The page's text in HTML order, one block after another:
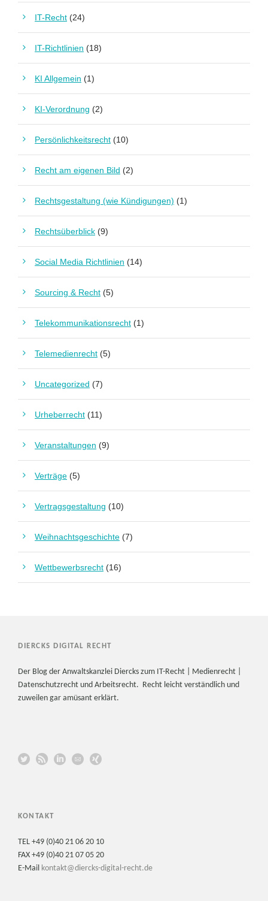
IT-Recht (24)
IT-Richtlinien (18)
KI Allgemein (1)
KI-Verordnung (2)
Persönlichkeitsrecht (10)
Recht am eigenen Bild (2)
Rechtsgestaltung (wie Kündigungen) (1)
Rechtsüberblick (9)
Social Media Richtlinien (14)
Sourcing & Recht (5)
Telekommunikationsrecht (1)
Telemedienrecht (5)
Uncategorized (7)
Urheberrecht (11)
Veranstaltungen (9)
Verträge (5)
Vertragsgestaltung (10)
Weihnachtsgeschichte (7)
Wettbewerbsrecht (16)
DIERCKS DIGITAL RECHT
Der Blog der Anwaltskanzlei Diercks zum IT-Recht | Medienrecht |
Datenschutzrecht und Arbeitsrecht. Recht leicht verständlich und
zuweilen gar amüsant erklärt.
KONTAKT
TEL +49 (0)40 21 06 20 10
FAX +49 (0)40 21 07 05 20
E-Mail kontakt@diercks-digital-recht.de